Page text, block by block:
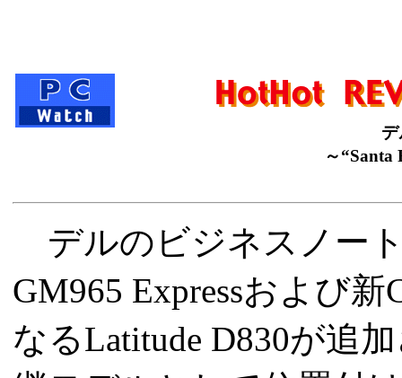
～“Santa
デルのビジネスノー
GM965 Expressおよび
なるLatitude D830が追